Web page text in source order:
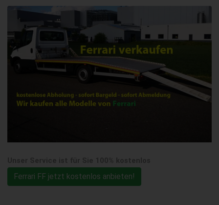
Ferrari FF jetzt kostenlos anbieten!